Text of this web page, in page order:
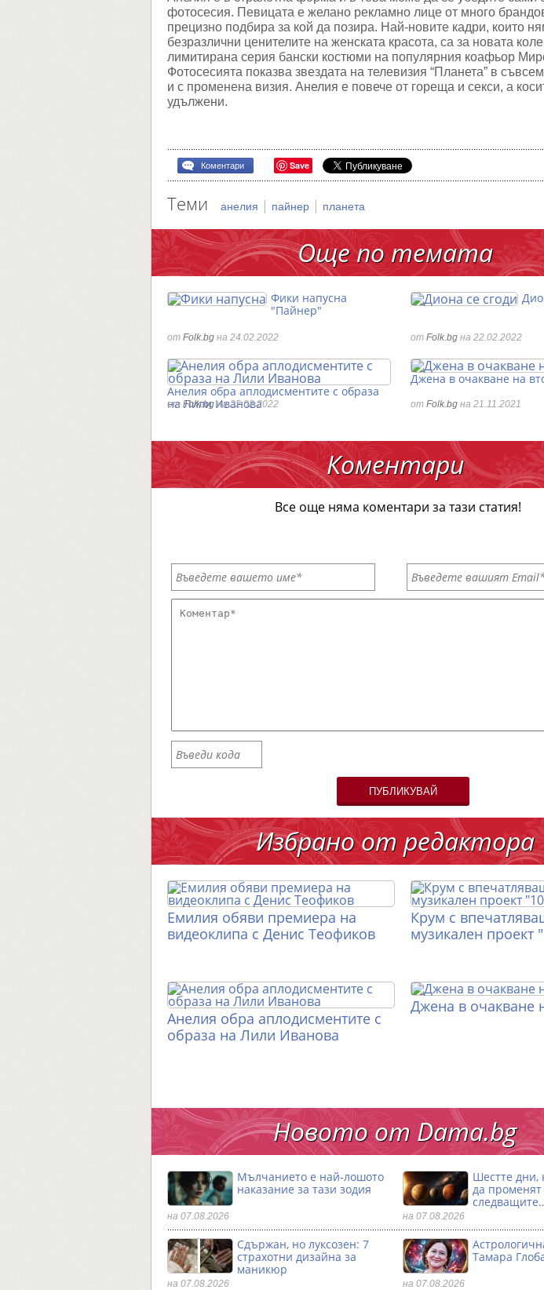
фотосесия. Певицата е желано рекламно лице от много
прецизно подбира за кой да позира. Най-новите кадри, които
безразлични ценителите на женската красота, са за новата
лимитирана серия бански костюми на популярния коафьор
Фотосесията показва звездата на телевизия “Планета” в
и с променена визия. Анелия е повече от гореща и секси, а
удължени.
Коментари Save
Теми анелия | пайнер | планета
Още по темата
Фики напусна
"Пайнер"
от Folk.bg на 24.02.2022 от Folk.bg на 22.02.2022
Анелия обра аплодисментите с образа
на Лили Иванова
от Folk.bg на 22.02.2022
Джена в очакване на
от Folk.bg на 21.11.2021
Коментари
Все още няма коментари за тази статия!
ПУБЛИКУВАЙ
Избрано от редактора
Емилия обяви премиера на
видеоклипа с Денис Теофиков
Крум с
музикален проект
Анелия обра аплодисментите с
образа на Лили Иванова
Джена в очакване
Новото от Dama.bg
Мълчанието е най-лошото
наказание за тази зодия
на 07.08.2026
Шестте дни,
да променят
на 07.08.2026
Сдържан, но луксозен: 7
страхотни дизайна за
маникюр
на 07.08.2026
Тамара
на 07.08.2026